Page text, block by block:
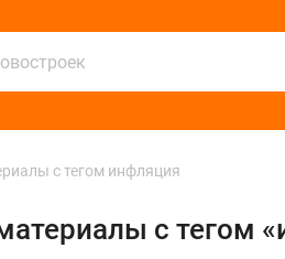
с тегом инфляция
с тегом